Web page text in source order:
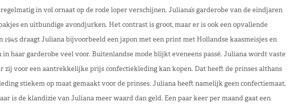
in vol ornaat op de rode loper verschijnen. Juliana’s garderobe van de eindjaren
en uitbundige avondjurken. Het contrast is groot, maar er is ook een opvallende
draagt Juliana bijvoorbeeld een japon met een print met Hollandse kaasmeisjes en
haar garderobe veel voor. Buitenlandse mode blijkt eveneens passé. Juliana wordt vaste
zij voor een aantrekkelijke prijs confectiekleding kan kopen. Dat heeft de prinses althans
stiekem op maat gemaakt voor de prinses. Juliana heeft namelijk geen confectiemaat.
is de klandizie van Juliana meer waard dan geld. Een paar keer per maand gaat een